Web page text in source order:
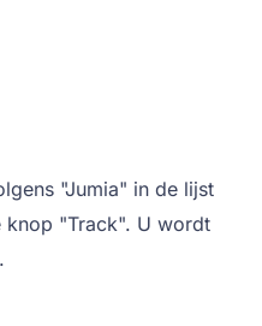
"Jumia" in de lijst
knop "Track". U wordt